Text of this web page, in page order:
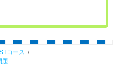
コース
題